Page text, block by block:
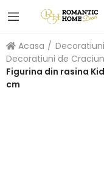
Acasa
Decoratiuni de Craciun
Figurina din rasina
cm